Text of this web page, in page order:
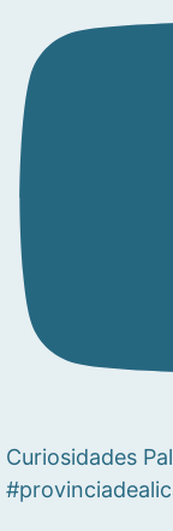
Curiosidades